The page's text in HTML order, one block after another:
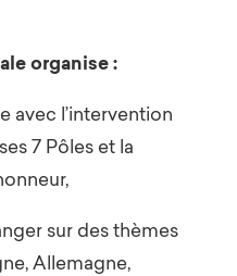
organise :
avec l’intervention
7 Pôles et la
sur des thèmes
Allemagne,